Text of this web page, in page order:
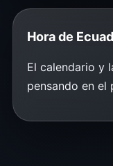
Hora de
El calendario y
pensando en el